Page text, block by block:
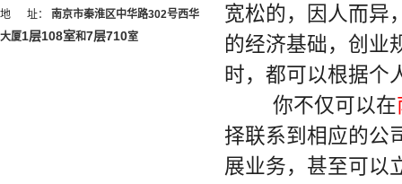
地 址： 南京市秦淮区中华路302号西华
大厦1层108室和7层710室
宽松的，因人而异
的经济基础，创业
时，都可以根据个
你不仅可以在
择联系到相应的公
展业务，甚至可以